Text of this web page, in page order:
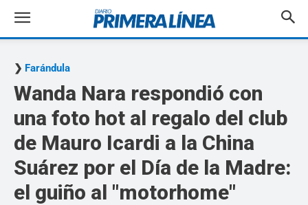
Farándula
Wanda Nara respondió con
una foto hot al regalo del club
de Mauro Icardi a la China
Suárez por el Día de la Madre:
el guiño al "motorhome"